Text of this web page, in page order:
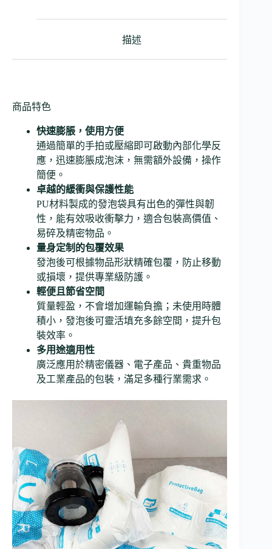
描述
商品特色
快速膨脹，使用方便
通過簡單的手拍或壓縮即可啟動內部化學反
應，迅速膨脹成泡沫，無需額外設備，操作
簡便。
卓越的緩衝與保護性能
PU材料製成的發泡袋具有出色的彈性與韌
性，能有效吸收衝擊力，適合包裝高價值、
易碎及精密物品。
量身定制的包覆效果
發泡後可根據物品形狀精確包覆，防止移動
或損壞，提供專業級防護。
輕便且節省空間
質量輕盈，不會增加運輸負擔；未使用時體
積小，發泡後可靈活填充多餘空間，提升包
裝效率。
多用途適用性
廣泛應用於精密儀器、電子產品、貴重物品
及工業產品的包裝，滿足多種行業需求。